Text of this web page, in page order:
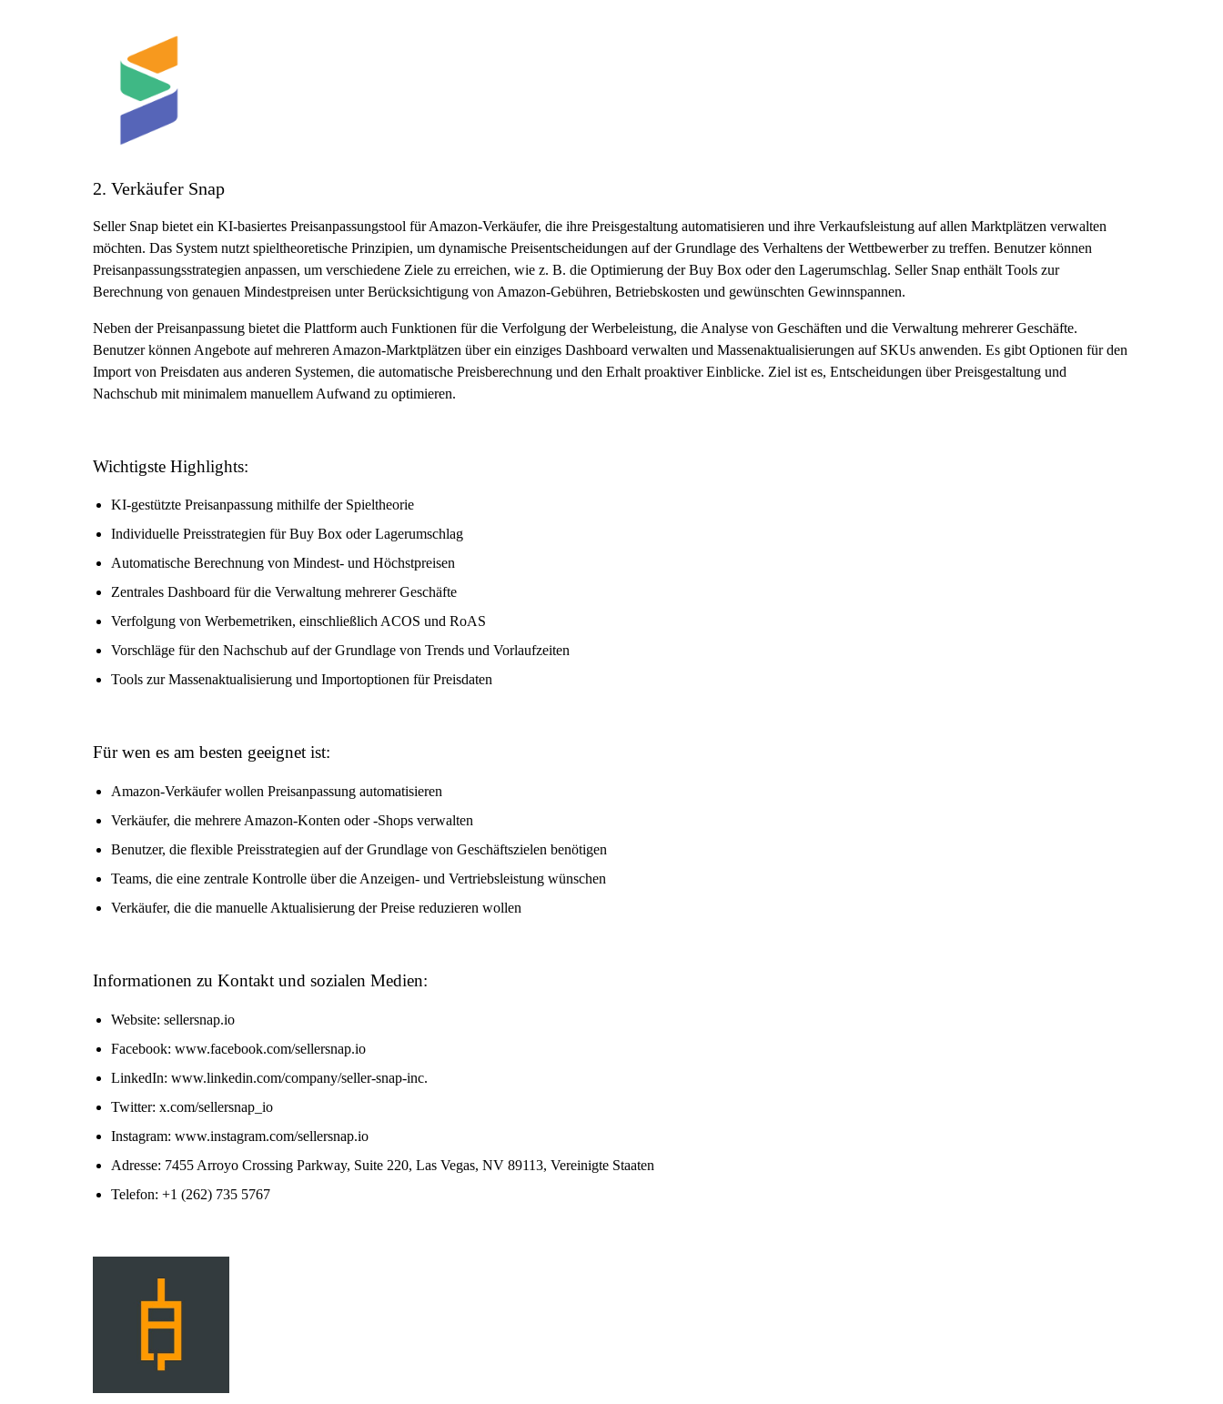
2. Verkäufer Snap
Seller Snap bietet ein KI-basiertes Preisanpassungstool für Amazon-Verkäufer, die ihre Preisgestaltung automatisieren und ihre Verkaufsleistung auf allen Marktplätzen verwalten
möchten. Das System nutzt spieltheoretische Prinzipien, um dynamische Preisentscheidungen auf der Grundlage des Verhaltens der Wettbewerber zu treffen. Benutzer können
Preisanpassungsstrategien anpassen, um verschiedene Ziele zu erreichen, wie z. B. die Optimierung der Buy Box oder den Lagerumschlag. Seller Snap enthält Tools zur
Berechnung von genauen Mindestpreisen unter Berücksichtigung von Amazon-Gebühren, Betriebskosten und gewünschten Gewinnspannen.
Neben der Preisanpassung bietet die Plattform auch Funktionen für die Verfolgung der Werbeleistung, die Analyse von Geschäften und die Verwaltung mehrerer Geschäfte.
Benutzer können Angebote auf mehreren Amazon-Marktplätzen über ein einziges Dashboard verwalten und Massenaktualisierungen auf SKUs anwenden. Es gibt Optionen für den
Import von Preisdaten aus anderen Systemen, die automatische Preisberechnung und den Erhalt proaktiver Einblicke. Ziel ist es, Entscheidungen über Preisgestaltung und
Nachschub mit minimalem manuellem Aufwand zu optimieren.
Wichtigste Highlights:
KI-gestützte Preisanpassung mithilfe der Spieltheorie
Individuelle Preisstrategien für Buy Box oder Lagerumschlag
Automatische Berechnung von Mindest- und Höchstpreisen
Zentrales Dashboard für die Verwaltung mehrerer Geschäfte
Verfolgung von Werbemetriken, einschließlich ACOS und RoAS
Vorschläge für den Nachschub auf der Grundlage von Trends und Vorlaufzeiten
Tools zur Massenaktualisierung und Importoptionen für Preisdaten
Für wen es am besten geeignet ist:
Amazon-Verkäufer wollen Preisanpassung automatisieren
Verkäufer, die mehrere Amazon-Konten oder -Shops verwalten
Benutzer, die flexible Preisstrategien auf der Grundlage von Geschäftszielen benötigen
Teams, die eine zentrale Kontrolle über die Anzeigen- und Vertriebsleistung wünschen
Verkäufer, die die manuelle Aktualisierung der Preise reduzieren wollen
Informationen zu Kontakt und sozialen Medien:
Website: sellersnap.io
Facebook: www.facebook.com/sellersnap.io
LinkedIn: www.linkedin.com/company/seller-snap-inc.
Twitter: x.com/sellersnap_io
Instagram: www.instagram.com/sellersnap.io
Adresse: 7455 Arroyo Crossing Parkway, Suite 220, Las Vegas, NV 89113, Vereinigte Staaten
Telefon: +1 (262) 735 5767